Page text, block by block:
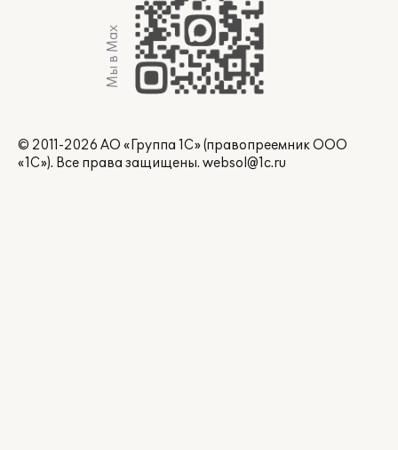
Мы в Max
© 2011-2026 АО «Группа 1С» (правопреемник ООО
«1С»). Все права защищены. websol@1c.ru